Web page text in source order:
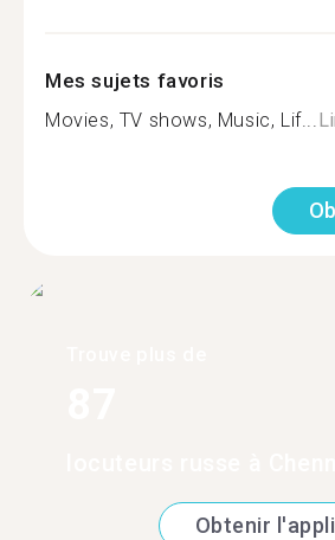
Mes sujets favoris
Movies, TV shows, Music, Lif...
Obtenir l'appli